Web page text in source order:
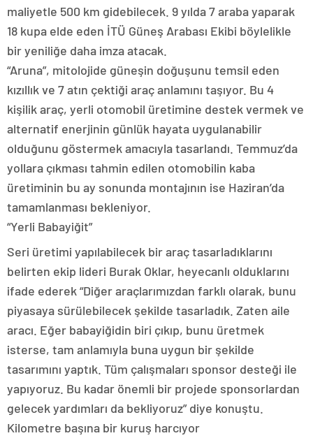
maliyetle 500 km gidebilecek. 9 yılda 7 araba yaparak
18 kupa elde eden İTÜ Güneş Arabası Ekibi böylelikle
bir yeniliğe daha imza atacak.
“Aruna”, mitolojide güneşin doğuşunu temsil eden
kızıllık ve 7 atın çektiği araç anlamını taşıyor. Bu 4
kişilik araç, yerli otomobil üretimine destek vermek ve
alternatif enerjinin günlük hayata uygulanabilir
olduğunu göstermek amacıyla tasarlandı. Temmuz’da
yollara çıkması tahmin edilen otomobilin kaba
üretiminin bu ay sonunda montajının ise Haziran’da
tamamlanması bekleniyor.
“Yerli Babayiğit”
Seri üretimi yapılabilecek bir araç tasarladıklarını
belirten ekip lideri Burak Oklar, heyecanlı olduklarını
ifade ederek “Diğer araçlarımızdan farklı olarak, bunu
piyasaya sürülebilecek şekilde tasarladık. Zaten aile
aracı. Eğer babayiğidin biri çıkıp, bunu üretmek
isterse, tam anlamıyla buna uygun bir şekilde
tasarımını yaptık. Tüm çalışmaları sponsor desteği ile
yapıyoruz. Bu kadar önemli bir projede sponsorlardan
gelecek yardımları da bekliyoruz” diye konuştu.
Kilometre başına bir kuruş harcıyor